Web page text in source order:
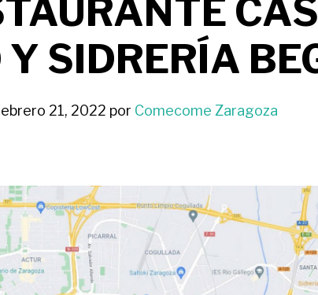
Y SIDRERÍA
21, 2022 por Comecome Zaragoza